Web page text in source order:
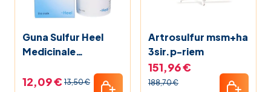
Guna Sulfur Heel
Medicinale
Tavolette
12,09 € 13,50 €
Artrosulfur msm+ha
3sir.p-riem
151,96 €
188,70 €